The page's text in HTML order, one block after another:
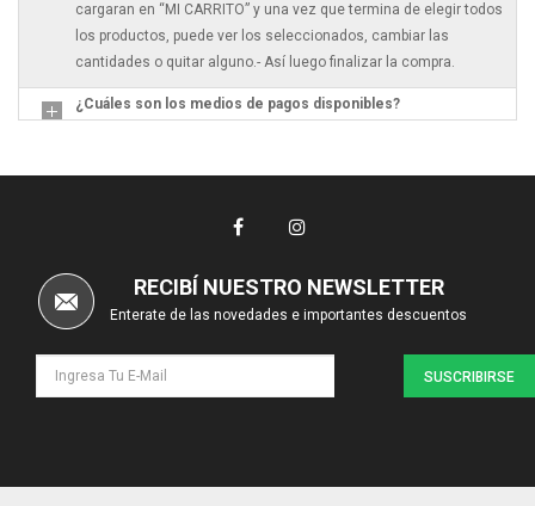
cargaran en “MI CARRITO” y una vez que termina de elegir todos
los productos, puede ver los seleccionados, cambiar las
cantidades o quitar alguno.- Así luego finalizar la compra.
¿Cuáles son los medios de pagos disponibles?
RECIBÍ NUESTRO NEWSLETTER
Enterate de las novedades e importantes descuentos
SUSCRIBIRSE